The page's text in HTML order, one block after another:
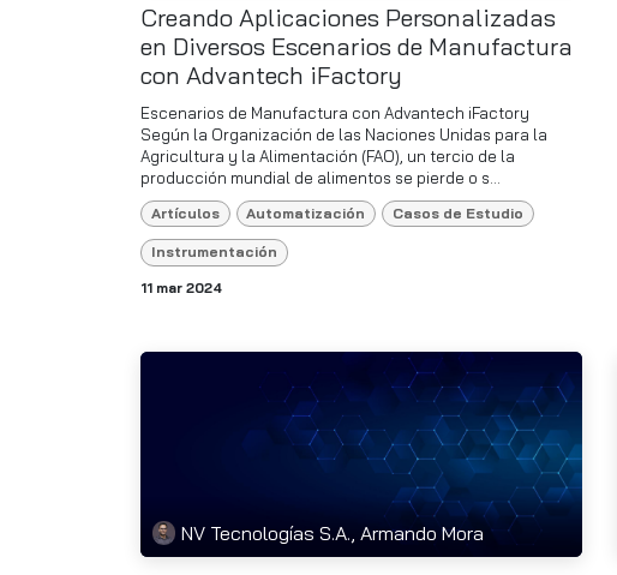
Creando Aplicaciones Personalizadas
en Diversos Escenarios de Manufactura
con Advantech iFactory
Escenarios de Manufactura con Advantech iFactory
Según la Organización de las Naciones Unidas para la
Agricultura y la Alimentación (FAO), un tercio de la
producción mundial de alimentos se pierde o s...
Artículos Automatización Casos de Estudio
Instrumentación
11 mar 2024
NV Tecnologías S.A., Armando Mora